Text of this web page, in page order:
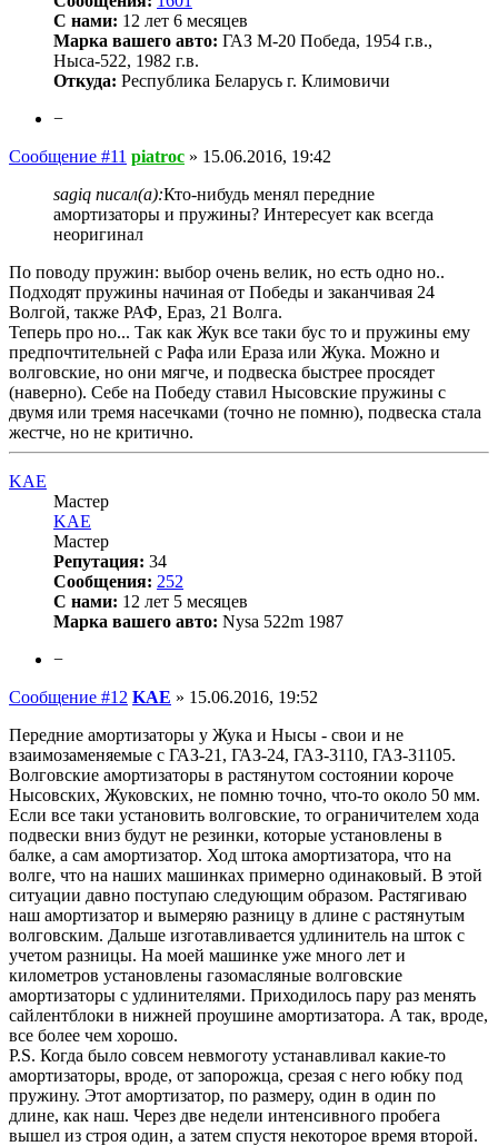
С нами: 12 лет 6 месяцев
Марка вашего авто: ГАЗ М-20 Победа, 1954 г.в.,
Ныса-522, 1982 г.в.
Откуда: Республика Беларусь г. Климовичи
−
Сообщение #11 piatroc » 15.06.2016, 19:42
sagiq писал(а):Кто-нибудь менял передние
амортизаторы и пружины? Интересует как всегда
неоригинал
По поводу пружин: выбор очень велик, но есть одно но..
Подходят пружины начиная от Победы и заканчивая 24
Волгой, также РАФ, Ераз, 21 Волга.
Теперь про но... Так как Жук все таки бус то и пружины ему
предпочтительней с Рафа или Ераза или Жука. Можно и
волговские, но они мягче, и подвеска быстрее просядет
(наверно). Себе на Победу ставил Нысовские пружины с
двумя или тремя насечками (точно не помню), подвеска стала
жестче, но не критично.
KAE
Мастер
KAE
Мастер
Репутация: 34
Сообщения: 252
С нами: 12 лет 5 месяцев
Марка вашего авто: Nysa 522m 1987
−
Сообщение #12 KAE » 15.06.2016, 19:52
Передние амортизаторы у Жука и Нысы - свои и не
взаимозаменяемые с ГАЗ-21, ГАЗ-24, ГАЗ-3110, ГАЗ-31105.
Волговские амортизаторы в растянутом состоянии короче
Нысовских, Жуковских, не помню точно, что-то около 50 мм.
Если все таки установить волговские, то ограничителем хода
подвески вниз будут не резинки, которые установлены в
балке, а сам амортизатор. Ход штока амортизатора, что на
волге, что на наших машинках примерно одинаковый. В этой
ситуации давно поступаю следующим образом. Растягиваю
наш амортизатор и вымеряю разницу в длине с растянутым
волговским. Дальше изготавливается удлинитель на шток с
учетом разницы. На моей машинке уже много лет и
километров установлены газомасляные волговские
амортизаторы с удлинителями. Приходилось пару раз менять
сайлентблоки в нижней проушине амортизатора. А так, вроде,
все более чем хорошо.
P.S. Когда было совсем невмоготу устанавливал какие-то
амортизаторы, вроде, от запорожца, срезая с него юбку под
пружину. Этот амортизатор, по размеру, один в один по
длине, как наш. Через две недели интенсивного пробега
вышел из строя один, а затем спустя некоторое время второй.